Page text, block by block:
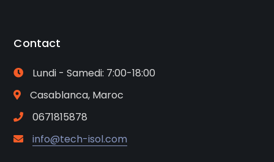
Contact
Lundi - Samedi: 7:00-18:00
Casablanca, Maroc
0671815878
info@tech-isol.com